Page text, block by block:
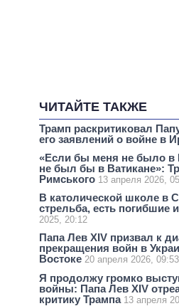
ЧИТАЙТЕ ТАКЖЕ
Трамп раскритиковал
его заявлений о войне в
«Если бы меня не было в
не был бы в Ватикане»:
Римського 13 апреля 2026,
В католической школе в
стрельба, есть погибшие
2025, 20:12
Папа Лев XIV призвал к
прекращения войн в
Востоке 20 апреля 2026, 09:53
Я продолжу громко
войны: Папа Лев XIV
критику Трампа 13 апреля